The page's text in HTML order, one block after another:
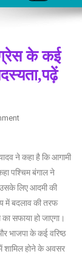
के कई
On
भाजपा
और
कांग्रेस
के
कई
वरिष्ठ
नेताओं
ने कहा है कि आगामी
पश्चिम बंगाल ने
लिए आदमी की
में बदलाव की तरफ
सफाया हो जाएगा।
भाजपा के कई वरिष्ठ
शामिल होने के अवसर